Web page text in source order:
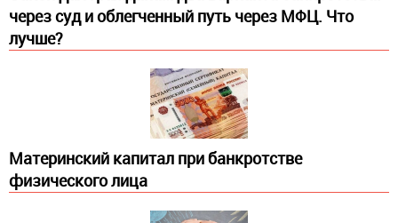
через суд и облегченный путь через МФЦ. Что
лучше?
Материнский капитал при банкротстве
физического лица